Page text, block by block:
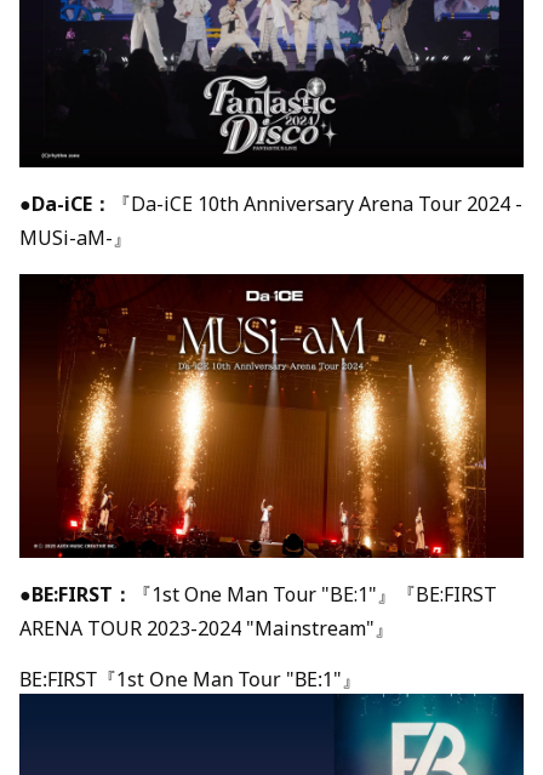
●Da-iCE：
『Da-iCE 10th Anniversary Arena Tour 2024 -
MUSi-aM-』
●BE:FIRST：
『1st One Man Tour "BE:1"』『BE:FIRST
ARENA TOUR 2023-2024 "Mainstream"』
BE:FIRST『1st One Man Tour "BE:1"』